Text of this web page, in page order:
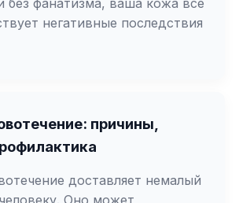
без фанатизма, ваша кожа все
негативные последствия
причины,
доставляет немалый
Оно может